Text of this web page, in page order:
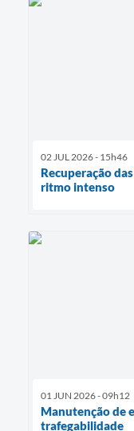
02 JUL 2026 - 15h46
Recuperação
ritmo intenso
01 JUN 2026 - 09h12
Manutenção de
trafegabilidade